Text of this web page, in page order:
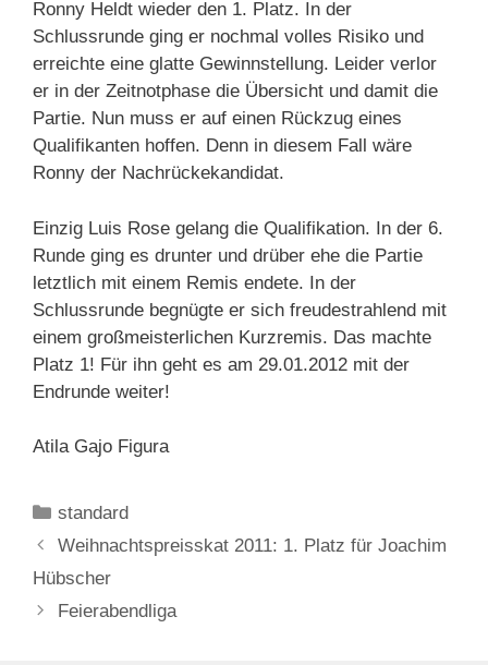
Ronny Heldt wieder den 1. Platz. In der
Schlussrunde ging er nochmal volles Risiko und
erreichte eine glatte Gewinnstellung. Leider verlor
er in der Zeitnotphase die Übersicht und damit die
Partie. Nun muss er auf einen Rückzug eines
Qualifikanten hoffen. Denn in diesem Fall wäre
Ronny der Nachrückekandidat.
Einzig Luis Rose gelang die Qualifikation. In der 6.
Runde ging es drunter und drüber ehe die Partie
letztlich mit einem Remis endete. In der
Schlussrunde begnügte er sich freudestrahlend mit
einem großmeisterlichen Kurzremis. Das machte
Platz 1! Für ihn geht es am 29.01.2012 mit der
Endrunde weiter!
Atila Gajo Figura
Kategorien
standard
Weihnachtspreisskat 2011: 1. Platz für Joachim
Hübscher
Feierabendliga